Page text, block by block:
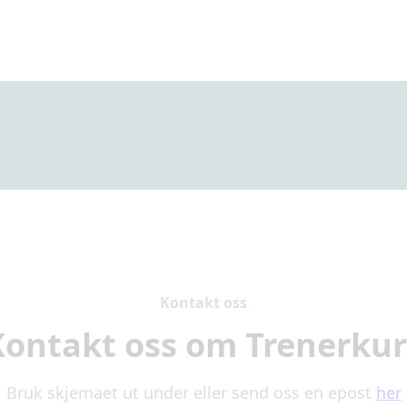
Kontakt oss
oss om
Bruk skjemaet ut under eller send oss en epost her